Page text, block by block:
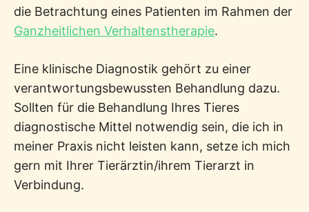
die Betrachtung eines Patienten im Rahmen der
Ganzheitlichen Verhaltenstherapie.
Eine klinische Diagnostik gehört zu einer
verantwortungsbewussten Behandlung dazu.
Sollten für die Behandlung Ihres Tieres
diagnostische Mittel notwendig sein, die ich in
meiner Praxis nicht leisten kann, setze ich mich
gern mit Ihrer Tierärztin/ihrem Tierarzt in
Verbindung.